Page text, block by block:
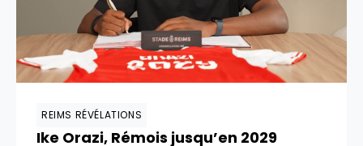
REIMS RÉVÉLATIONS
Ike Orazi, Rémois jusqu’en 2029